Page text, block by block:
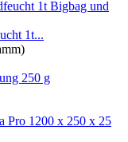
1t...
250 g